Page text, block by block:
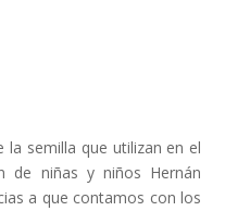
la semilla que utilizan en el
de niñas y niños Hernán
a que contamos con los